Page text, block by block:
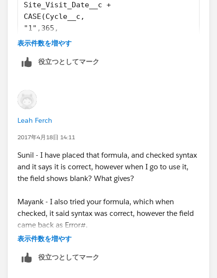
Site_Visit_Date__c +
CASE(Cycle__c,
"1",365,
"2",728,
NULL)
表示件数を増やす
役立つとしてマーク
Leah Ferch
2017年4月18日 14:11
Sunil - I have placed that formula, and checked syntax
and it says it is correct, however when I go to use it,
the field shows blank? What gives?
Mayank - I also tried your formula, which when
checked, it said syntax was correct, however the field
came back as Error#.
表示件数を増やす
役立つとしてマーク